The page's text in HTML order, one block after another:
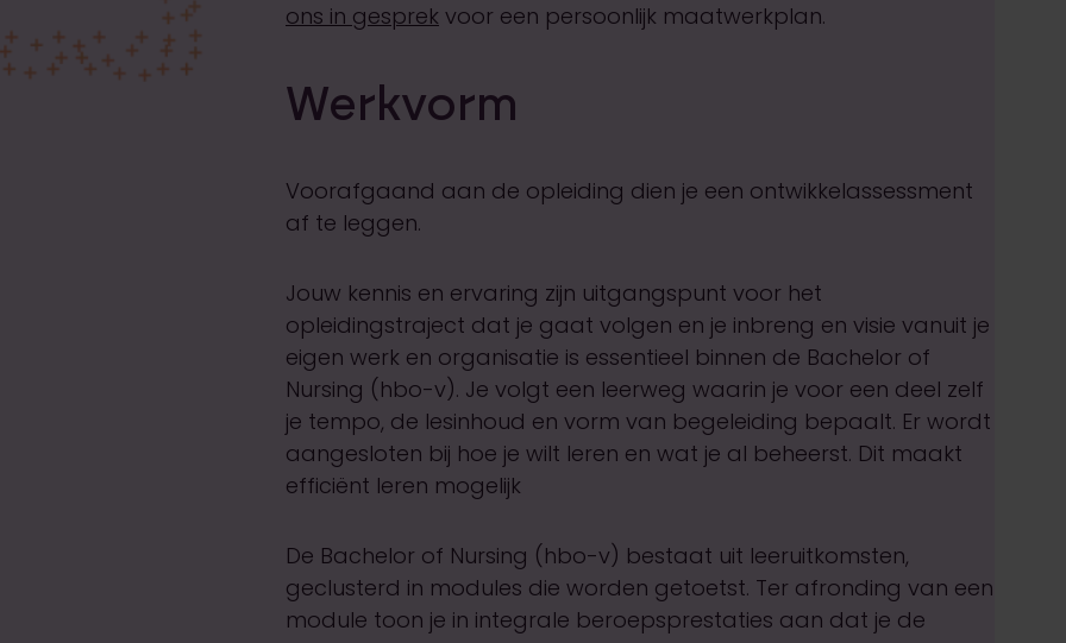
ons in gesprek voor een persoonlijk maatwerkplan.
Werkvorm
Voorafgaand aan de opleiding dien je een ontwikkelassessment
af te leggen.
Jouw kennis en ervaring zijn uitgangspunt voor het
opleidingstraject dat je gaat volgen en je inbreng en visie vanuit je
eigen werk en organisatie is essentieel binnen de Bachelor of
Nursing (hbo-v). Je volgt een leerweg waarin je voor een deel zelf
je tempo, de lesinhoud en vorm van begeleiding bepaalt. Er wordt
aangesloten bij hoe je wilt leren en wat je al beheerst. Dit maakt
efficiënt leren mogelijk
De Bachelor of Nursing (hbo-v) bestaat uit leeruitkomsten,
geclusterd in modules die worden getoetst. Ter afronding van een
module toon je in integrale beroepsprestaties aan dat je de